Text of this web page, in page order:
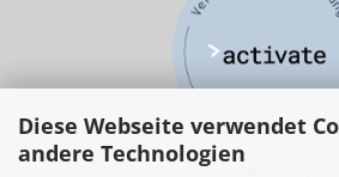
Diese Webseite verwendet
andere Technologien